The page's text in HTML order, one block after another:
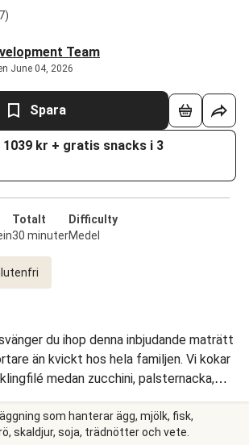
)
Team
June 04, 2026
Spara
1039 kr + gratis snacks i 3
Totalt
30 minuter
Difficulty
Medel
du ihop denna inbjudande maträtt
än kvickt hos hela familjen. Vi kokar
medan zucchini, palsternacka,
ugnsrostas. Men det som verkligen gör
en riktig hit är den krämiga
in och njut!
som hanterar ägg, mjölk, fisk,
skaldjur, soja, trädnötter och vete.